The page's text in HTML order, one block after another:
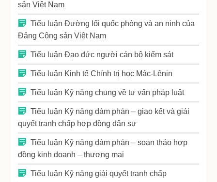
sản Việt Nam
Tiểu luận Đường lối quốc phòng và an ninh của
Đảng Cộng sản Việt Nam
Tiểu luận Đạo đức người cán bộ kiểm sát
Tiểu luận Kinh tế Chính trị học Mác-Lênin
Tiểu luận Kỹ năng chung về tư vấn pháp luật
Tiểu luận Kỹ năng đàm phán – giao kết và giải
quyết tranh chấp hợp đồng dân sự
Tiểu luận Kỹ năng đàm phán – soạn thảo hợp
đồng kinh doanh – thương mại
Tiểu luận Kỹ năng giải quyết tranh chấp